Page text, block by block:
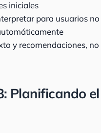
iniciales
para usuarios
y recomendaciones, no
Planificando el